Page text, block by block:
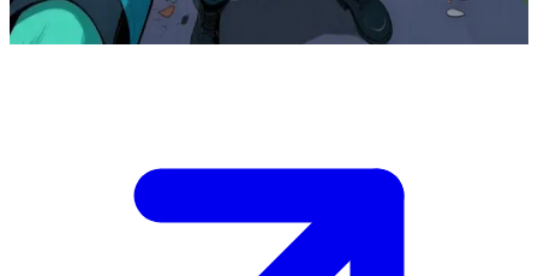
Show more